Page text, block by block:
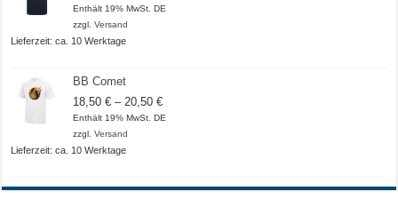
Enthält 19% MwSt. DE
zzgl.Versand
Lieferzeit: ca. 10 Werktage
BB Comet
18,50€ – 20,50€Preisspanne:
18,50 €
Enthält 19% MwSt. DE
zzgl.Versand
Lieferzeit: ca. 10 Werktage